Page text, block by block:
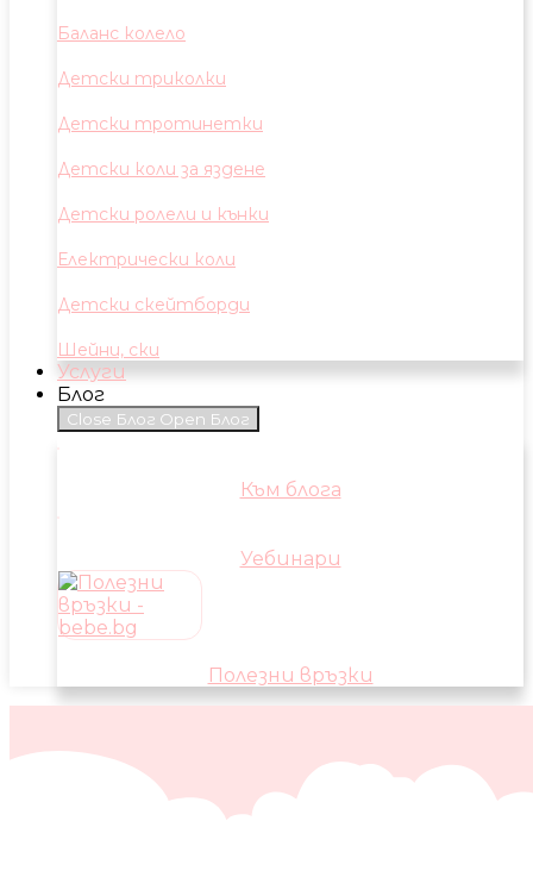
Баланс колело
Детски триколки
Детски тротинетки
Детски коли за яздене
Детски ролели и кънки
Електрически коли
Детски скейтборди
Шейни, ски
Услуги
Блог
Close Блог Open Блог
Към блога
Уебинари
Полезни връзки